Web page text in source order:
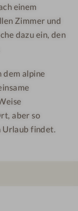
einem
Zimmer und
dazu ein, den
dem alpine
aber so
Urlaub findet.